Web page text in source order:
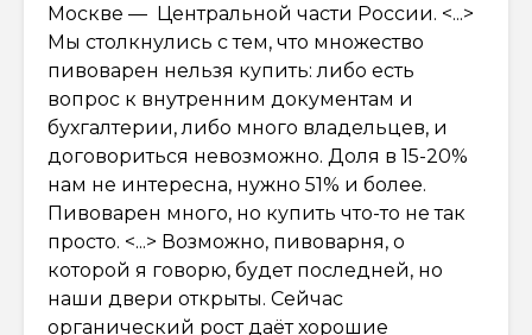
Москве — Центральной части России. <...>
Мы столкнулись с тем, что множество
пивоварен нельзя купить: либо есть
вопрос к внутренним документам и
бухгалтерии, либо много владельцев, и
договориться невозможно. Доля в 15-20%
нам не интересна, нужно 51% и более.
Пивоварен много, но купить что-то не так
просто. <...> Возможно, пивоварня, о
которой я говорю, будет последней, но
наши двери открыты. Сейчас
органический рост даёт хорошие